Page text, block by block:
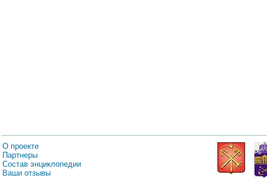
О проекте
Партнеры
Состав энциклопедии
Ваши отзывы